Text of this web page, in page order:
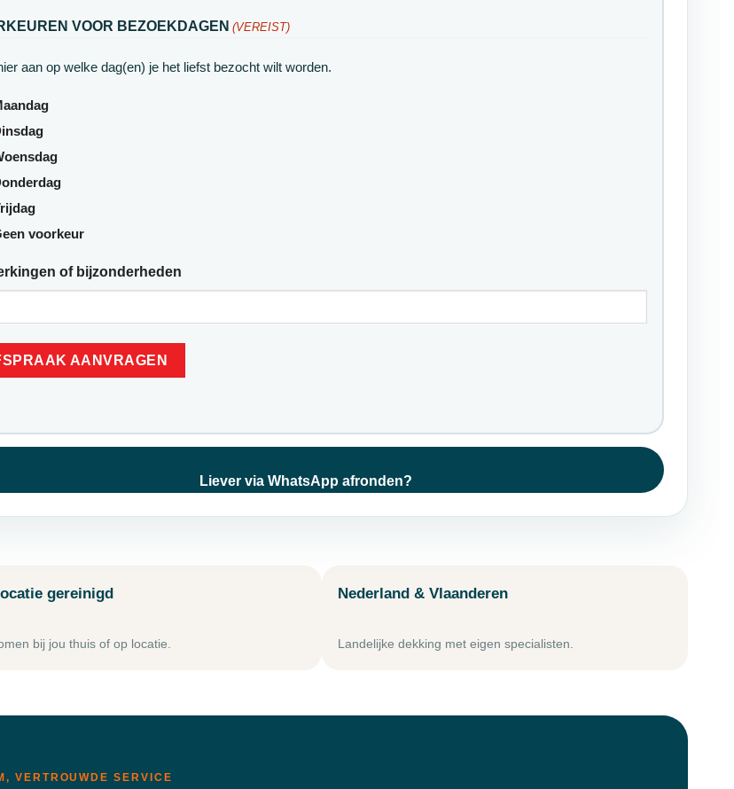
VOOR BEZOEKDAGEN (VEREIST)
aan op welke dag(en) je het liefst bezocht wilt worden.
voorkeur
of bijzonderheden
Liever via WhatsApp afronden?
gereinigd
bij jou thuis of op locatie.
Nederland & Vlaanderen
Landelijke dekking met eigen specialisten.
VERTROUWDE SERVICE